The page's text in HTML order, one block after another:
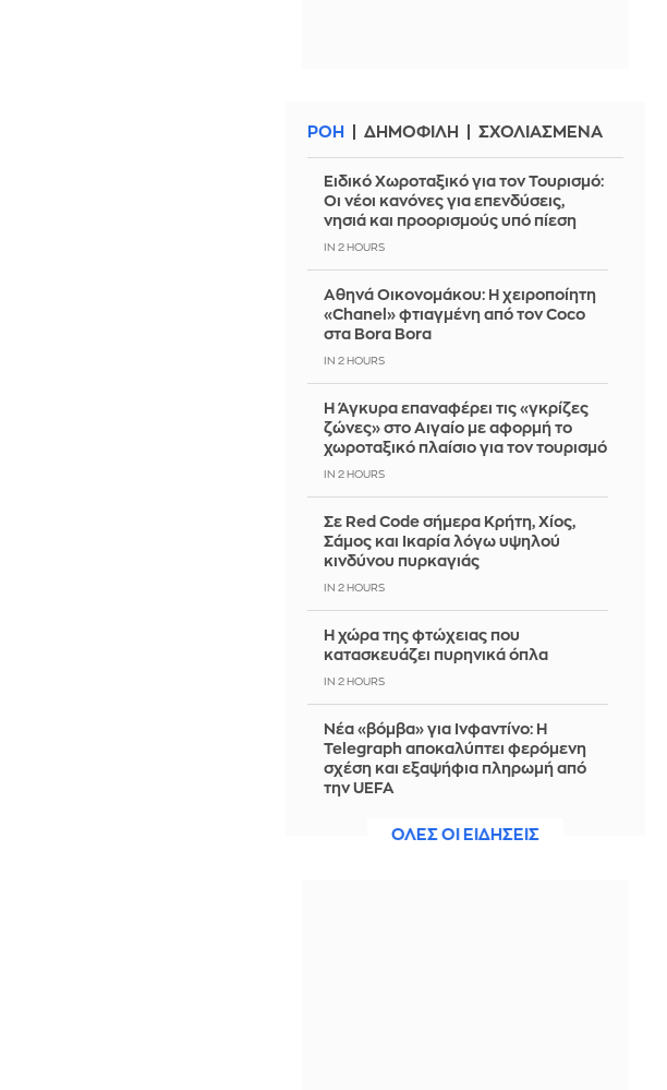
ΡΟΗ ΔΗΜΟΦΙΛΗ ΣΧΟΛΙΑΣΜΕΝΑ
Ειδικό Χωροταξικό για τον Τουρισμό:
Οι νέοι κανόνες για επενδύσεις,
νησιά και προορισμούς υπό πίεση
IN 2 HOURS
Αθηνά Οικονομάκου: Η χειροποίητη
«Chanel» φτιαγμένη από τον Coco
στα Bora Bora
IN 2 HOURS
Η Άγκυρα επαναφέρει τις «γκρίζες
ζώνες» στο Αιγαίο με αφορμή το
χωροταξικό πλαίσιο για τον τουρισμό
IN 2 HOURS
Σε Red Code σήμερα Κρήτη, Χίος,
Σάμος και Ικαρία λόγω υψηλού
κινδύνου πυρκαγιάς
IN 2 HOURS
Η χώρα της φτώχειας που
κατασκευάζει πυρηνικά όπλα
IN 2 HOURS
Νέα «βόμβα» για Ινφαντίνο: Η
Telegraph αποκαλύπτει φερόμενη
σχέση και εξαψήφια πληρωμή από
την UEFA
ΟΛΕΣ ΟΙ ΕΙΔΗΣΕΙΣ